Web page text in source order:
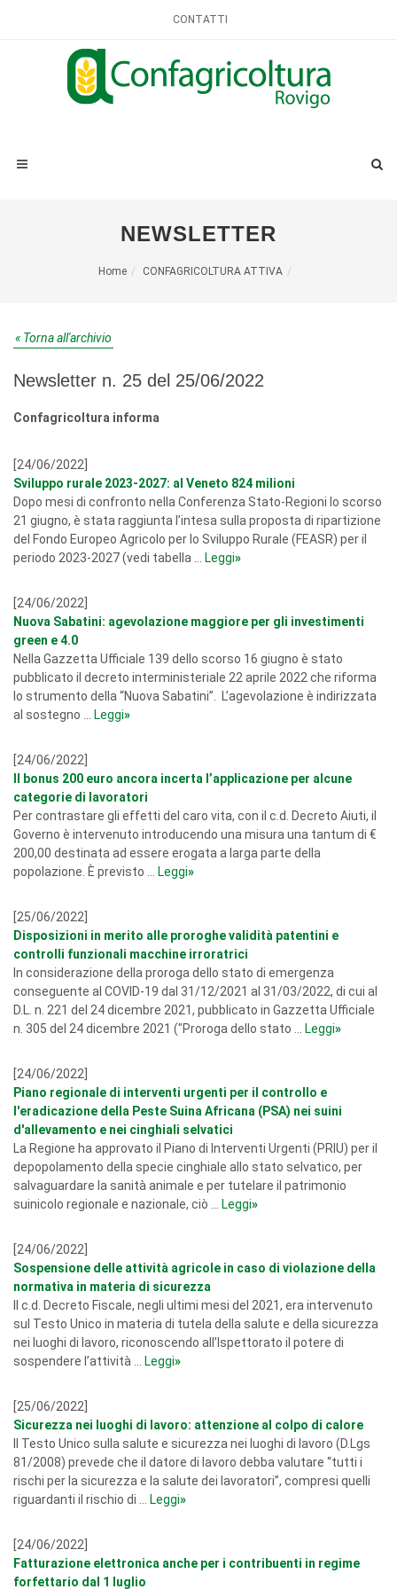
CONTATTI
NEWSLETTER
Home CONFAGRICOLTURA ATTIVA
« Torna all'archivio
Newsletter n. 25 del 25/06/2022
Confagricoltura informa
[24/06/2022]
Sviluppo rurale 2023-2027: al Veneto 824 milioni
Dopo mesi di confronto nella Conferenza Stato-Regioni lo scorso
21 giugno, è stata raggiunta l’intesa sulla proposta di ripartizione
del Fondo Europeo Agricolo per lo Sviluppo Rurale (FEASR) per il
periodo 2023-2027 (vedi tabella ...
Leggi»
[24/06/2022]
Nuova Sabatini: agevolazione maggiore per gli investimenti
green e 4.0
Nella Gazzetta Ufficiale 139 dello scorso 16 giugno è stato
pubblicato il decreto interministeriale 22 aprile 2022 che riforma
lo strumento della “Nuova Sabatini”. L’agevolazione è indirizzata
al sostegno ...
Leggi»
[24/06/2022]
Il bonus 200 euro ancora incerta l’applicazione per alcune
categorie di lavoratori
Per contrastare gli effetti del caro vita, con il c.d. Decreto Aiuti, il
Governo è intervenuto introducendo una misura una tantum di €
200,00 destinata ad essere erogata a larga parte della
popolazione. È previsto ...
Leggi»
[25/06/2022]
Disposizioni in merito alle proroghe validità patentini e
controlli funzionali macchine irroratrici
In considerazione della proroga dello stato di emergenza
conseguente al COVID-19 dal 31/12/2021 al 31/03/2022, di cui al
D.L. n. 221 del 24 dicembre 2021, pubblicato in Gazzetta Ufficiale
n. 305 del 24 dicembre 2021 ("Proroga dello stato ...
Leggi»
[24/06/2022]
Piano regionale di interventi urgenti per il controllo e
l'eradicazione della Peste Suina Africana (PSA) nei suini
d'allevamento e nei cinghiali selvatici
La Regione ha approvato il Piano di Interventi Urgenti (PRIU) per il
depopolamento della specie cinghiale allo stato selvatico, per
salvaguardare la sanità animale e per tutelare il patrimonio
suinicolo regionale e nazionale, ciò ...
Leggi»
[24/06/2022]
Sospensione delle attività agricole in caso di violazione della
normativa in materia di sicurezza
Il c.d. Decreto Fiscale, negli ultimi mesi del 2021, era intervenuto
sul Testo Unico in materia di tutela della salute e della sicurezza
nei luoghi di lavoro, riconoscendo all’Ispettorato il potere di
sospendere l’attività ...
Leggi»
[25/06/2022]
Sicurezza nei luoghi di lavoro: attenzione al colpo di calore
Il Testo Unico sulla salute e sicurezza nei luoghi di lavoro (D.Lgs
81/2008) prevede che il datore di lavoro debba valutare “tutti i
rischi per la sicurezza e la salute dei lavoratori”, compresi quelli
riguardanti il rischio di ...
Leggi»
[24/06/2022]
Fatturazione elettronica anche per i contribuenti in regime
forfettario dal 1 luglio